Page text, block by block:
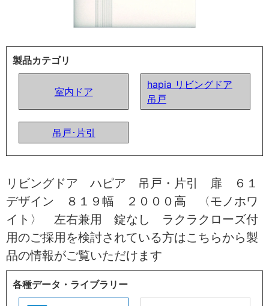
製品カテゴリ
室内ドア
hapia リビングドア
吊戸
吊戸･片引
リビングドア ハピア 吊戸・片引 扉 ６１
デザイン ８１９幅 ２０００高 〈モノホワ
イト〉 左右兼用 錠なし ラクラクローズ付
用のご採用を検討されている方はこちらから製
品の情報がご覧いただけます
各種データ・ライブラリー